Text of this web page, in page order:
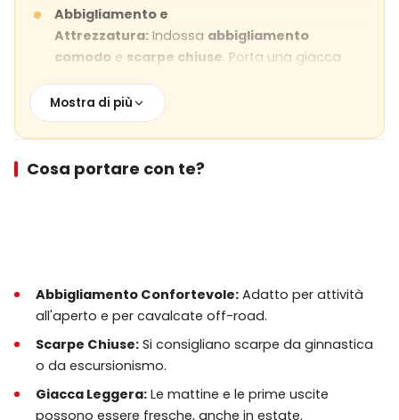
Abbigliamento e
Attrezzatura: Indossa abbigliamento
comodo e scarpe chiuse. Porta una giacca
fresche. Si consiglia di portare occhiali da sole e
crema solare.
èdipendente dalle condizioni
adatto alla maggior parte dei viaggiatori.
Aspettati alcuni terreni leggeri fuori strada.
Foto e Video:Sei incoraggiato a scattare foto,
ma tieni semprela sicurezza al primo
postodurante la guida.
Mostra di più
Cosa portare con te?
Abbigliamento Confortevole: Adatto per attività
all'aperto e per cavalcate off-road.
Scarpe Chiuse: Si consigliano scarpe da ginnastica
o da escursionismo.
Giacca Leggera: Le mattine e le prime uscite
possono essere fresche, anche in estate.